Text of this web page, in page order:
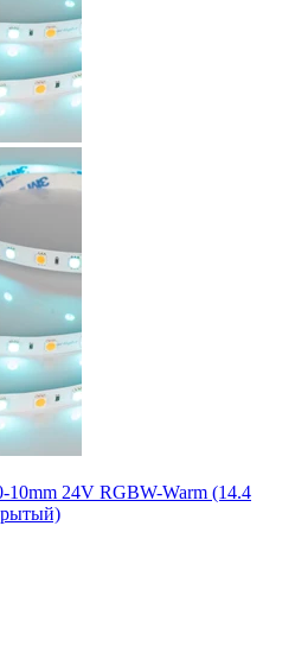
10mm 24V RGBW-Warm (14.4